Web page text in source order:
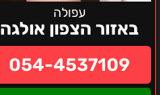
עפולה
באזור הצפון אולגה
054-4537109